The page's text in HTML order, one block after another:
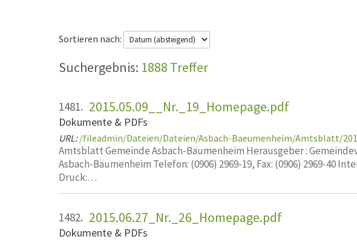
Sortieren nach:
1888 Treffer
1481. 2015.05.09__Nr._19_Homepage.pdf
Dokumente & PDFs
URL: /fileadmin/Dateien/Dateien/Asbach-Baeumenheim/Amtsblatt/
Amtsblatt Gemeinde Asbach-Bäumenheim Herausgeber :
Asbach-Bäumenheim Telefon: (0906) 2969-19, Fax: (0906) 2969-40
Druck:…
1482. 2015.06.27_Nr._26_Homepage.pdf
Dokumente & PDFs